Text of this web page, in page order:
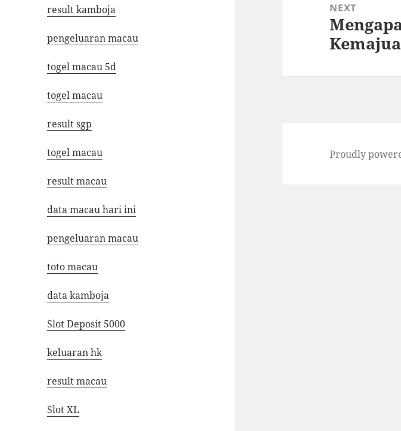
result kamboja
pengeluaran macau
togel macau 5d
togel macau
result sgp
togel macau
result macau
data macau hari ini
pengeluaran macau
toto macau
data kamboja
Slot Deposit 5000
keluaran hk
result macau
Slot XL
NEXT
Next
post:
Proudly